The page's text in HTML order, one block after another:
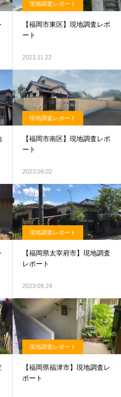
現地調査レポート
【福岡市東区】現地調査レポ
ート
2023.11.22
現地調査レポート
【福岡市南区】現地調査レポ
ート
2023.09.02
現地調査レポート
【福岡県太宰府市】現地調査
レポート
2023.08.24
現地調査レポート
【福岡県福津市】現地調査レ
ポート